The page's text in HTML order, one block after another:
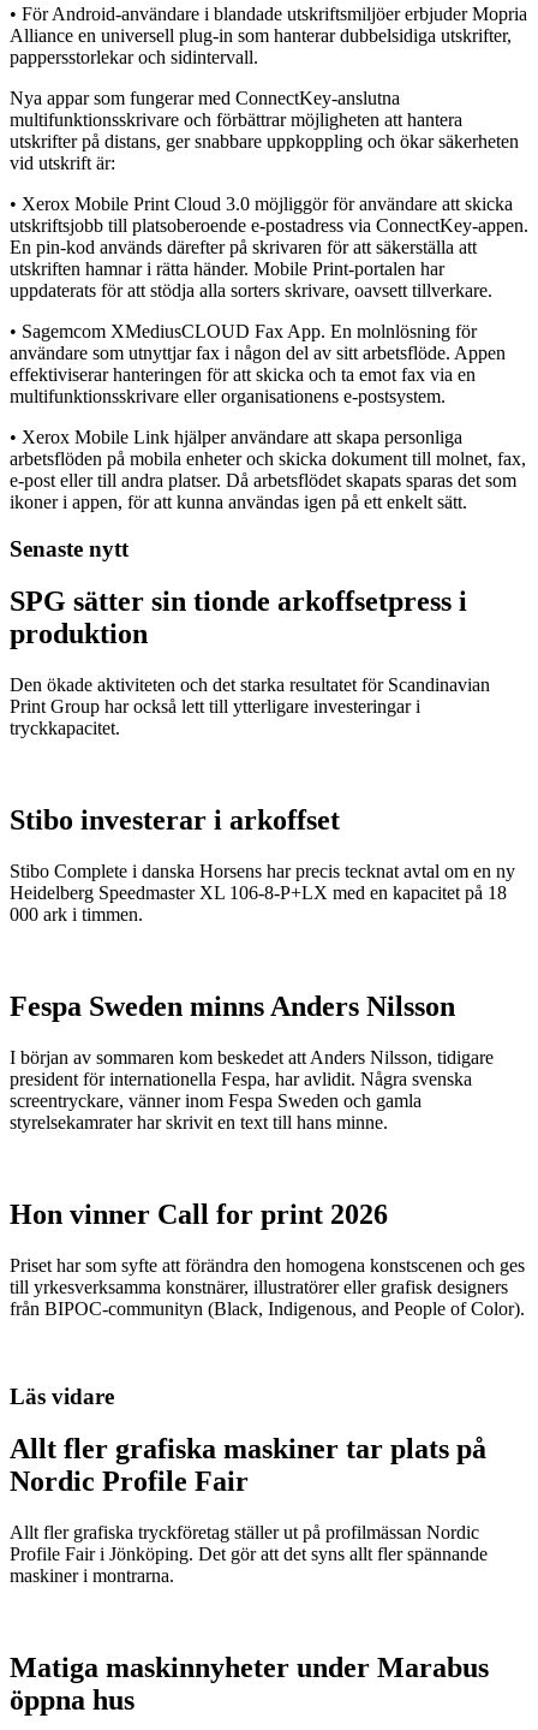
• För Android-användare i blandade utskriftsmiljöer erbjuder Mopria
Alliance en universell plug-in som hanterar dubbelsidiga utskrifter,
pappersstorlekar och sidintervall.
Nya appar som fungerar med ConnectKey-anslutna
multifunktionsskrivare och förbättrar möjligheten att hantera
utskrifter på distans, ger snabbare uppkoppling och ökar säkerheten
vid utskrift är:
• Xerox Mobile Print Cloud 3.0 möjliggör för användare att skicka
utskriftsjobb till platsoberoende e-postadress via ConnectKey-appen.
En pin-kod används därefter på skrivaren för att säkerställa att
utskriften hamnar i rätta händer. Mobile Print-portalen har
uppdaterats för att stödja alla sorters skrivare, oavsett tillverkare.
• Sagemcom XMediusCLOUD Fax App. En molnlösning för
användare som utnyttjar fax i någon del av sitt arbetsflöde. Appen
effektiviserar hanteringen för att skicka och ta emot fax via en
multifunktionsskrivare eller organisationens e-postsystem.
• Xerox Mobile Link hjälper användare att skapa personliga
arbetsflöden på mobila enheter och skicka dokument till molnet, fax,
e-post eller till andra platser. Då arbetsflödet skapats sparas det som
ikoner i appen, för att kunna användas igen på ett enkelt sätt.
Senaste nytt
SPG sätter sin tionde arkoffsetpress i
produktion
Den ökade aktiviteten och det starka resultatet för Scandinavian
Print Group har också lett till ytterligare investeringar i
tryckkapacitet.
Stibo investerar i arkoffset
Stibo Complete i danska Horsens har precis tecknat avtal om en ny
Heidelberg Speedmaster XL 106-8-P+LX med en kapacitet på 18
000 ark i timmen.
Fespa Sweden minns Anders Nilsson
I början av sommaren kom beskedet att Anders Nilsson, tidigare
president för internationella Fespa, har avlidit. Några svenska
screentryckare, vänner inom Fespa Sweden och gamla
styrelsekamrater har skrivit en text till hans minne.
Hon vinner Call for print 2026
Priset har som syfte att förändra den homogena konstscenen och ges
till yrkesverksamma konstnärer, illustratörer eller grafisk designers
från BIPOC-communityn (Black, Indigenous, and People of Color).
Läs vidare
Allt fler grafiska maskiner tar plats på
Nordic Profile Fair
Allt fler grafiska tryckföretag ställer ut på profilmässan Nordic
Profile Fair i Jönköping. Det gör att det syns allt fler spännande
maskiner i montrarna.
Matiga maskinnyheter under Marabus
öppna hus